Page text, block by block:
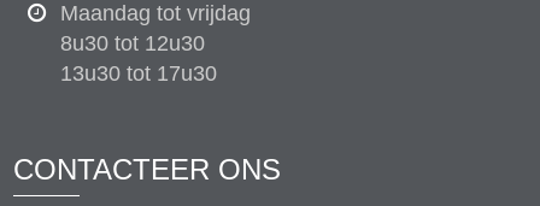
Maandag tot vrijdag
8u30 tot 12u30
13u30 tot 17u30
CONTACTEER ONS